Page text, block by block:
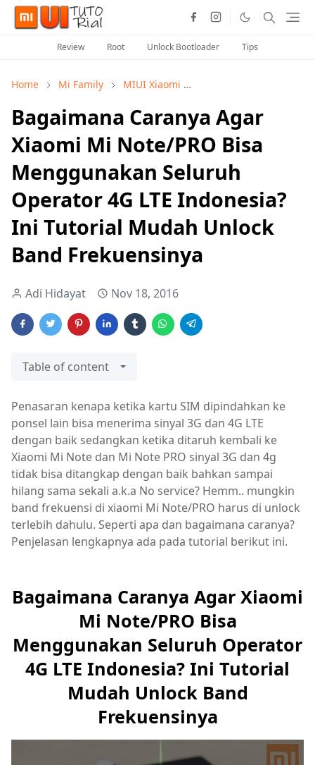
Review Root Unlock Bootloader Tips
Home Mi Family MIUI Xiaomi
Bagaimana Caranya Agar
Xiaomi Mi Note/PRO Bisa
Menggunakan Seluruh
Operator 4G LTE Indonesia?
Ini Tutorial Mudah Unlock
Band Frekuensinya
Adi Hidayat Nov 18, 2016
Table of content
Penasaran kenapa ketika kartu SIM dipindahkan ke
ponsel lain bisa menerima sinyal 3G dan 4G LTE
dengan baik sedangkan ketika ditaruh kembali ke
Xiaomi Mi Note dan Mi Note PRO sinyal 3G dan 4g
tidak bisa ditangkap dengan baik bahkan sampai
hilang sama sekali a.k.a No service? Hemm.. mungkin
band frekuensi di xiaomi Mi Note/PRO harus di unlock
terlebih dahulu. Seperti apa dan bagaimana caranya?
Penjelasan lengkapnya ada pada tutorial berikut ini.
Bagaimana Caranya Agar Xiaomi
Mi Note/PRO Bisa
Menggunakan Seluruh Operator
4G LTE Indonesia? Ini Tutorial
Mudah Unlock Band
Frekuensinya